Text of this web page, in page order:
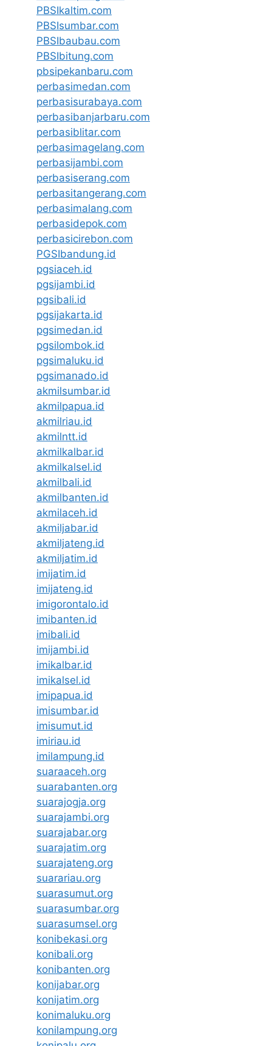
PBSIkaltim.com
PBSIsumbar.com
PBSIbaubau.com
PBSIbitung.com
pbsipekanbaru.com
perbasimedan.com
perbasisurabaya.com
perbasibanjarbaru.com
perbasiblitar.com
perbasimagelang.com
perbasijambi.com
perbasiserang.com
perbasitangerang.com
perbasimalang.com
perbasidepok.com
perbasicirebon.com
PGSIbandung.id
pgsiaceh.id
pgsijambi.id
pgsibali.id
pgsijakarta.id
pgsimedan.id
pgsilombok.id
pgsimaluku.id
pgsimanado.id
akmilsumbar.id
akmilpapua.id
akmilriau.id
akmilntt.id
akmilkalbar.id
akmilkalsel.id
akmilbali.id
akmilbanten.id
akmilaceh.id
akmiljabar.id
akmiljateng.id
akmiljatim.id
imijatim.id
imijateng.id
imigorontalo.id
imibanten.id
imibali.id
imijambi.id
imikalbar.id
imikalsel.id
imipapua.id
imisumbar.id
imisumut.id
imiriau.id
imilampung.id
suaraaceh.org
suarabanten.org
suarajogja.org
suarajambi.org
suarajabar.org
suarajatim.org
suarajateng.org
suarariau.org
suarasumut.org
suarasumbar.org
suarasumsel.org
konibekasi.org
konibali.org
konibanten.org
konijabar.org
konijatim.org
konimaluku.org
konilampung.org